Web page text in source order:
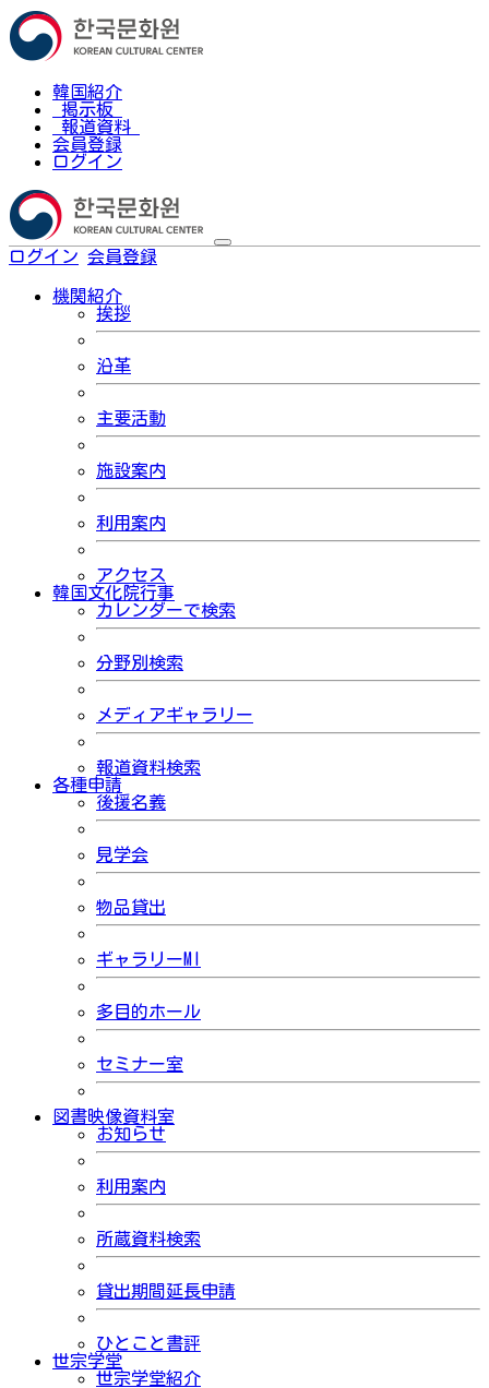
韓国紹介
掲示板
報道資料
会員登録
ログイン
ログイン 会員登録
機関紹介
挨拶
沿革
主要活動
施設案内
利用案内
アクセス
韓国文化院行事
カレンダーで検索
分野別検索
メディアギャラリー
報道資料検索
各種申請
後援名義
見学会
物品貸出
ギャラリーMI
多目的ホール
セミナー室
図書映像資料室
お知らせ
利用案内
所蔵資料検索
貸出期間延長申請
ひとこと書評
世宗学堂
世宗学堂紹介